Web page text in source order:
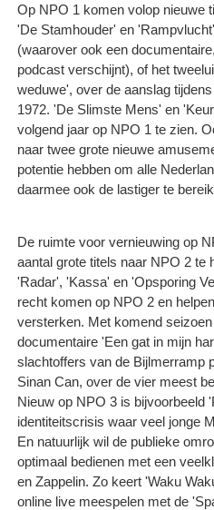
Op NPO 1 komen volop nieuwe
'De Stamhouder' en
(waarover ook een
podcast verschijnt), of het
weduwe', over de aanslag
1972. 'De Slimste Mens' en
volgend jaar op NPO 1 te zien.
naar twee grote nieuwe
potentie hebben om alle
daarmee ook de lastiger te
De ruimte voor vernieuwing op
aantal grote titels naar NPO 2 te
'Radar', 'Kassa' en 'Opsporing
recht komen op NPO 2 en
versterken. Met komend
documentaire 'Een gat in mijn
slachtoffers van de Bijlmerramp
Sinan Can, over de vier meest
Nieuw op NPO 3 is bijvoorbeeld
identiteitscrisis waar veel jonge
En natuurlijk wil de publieke
optimaal bedienen met een
en Zappelin. Zo keert 'Waku
online live meespelen met de